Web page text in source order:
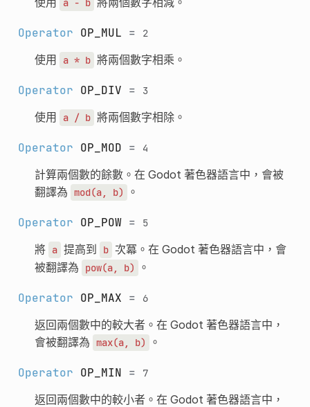
a - b
Operator OP_MUL = 2
使用 a * b 將兩個數字相乘。
Operator OP_DIV = 3
使用 a / b 將兩個數字相除。
Operator OP_MOD = 4
計算兩個數的餘數。在 Godot 著色器語言中，會被
翻譯為 mod(a, b) 。
Operator OP_POW= 5
將 a 提高到 b 次冪。在 Godot 著色器語言中，會
被翻譯為
pow(a, b) 。
Operator OP_MAX = 6
返回兩個數中的較大者。在 Godot 著色器語言中，
會被翻譯為 max(a, b) 。
Operator OP_MIN = 7
返回兩個數中的較小者。在 Godot 著色器語言中，